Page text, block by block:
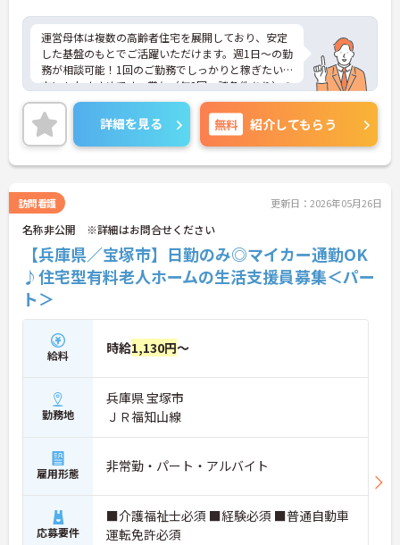
運営母体は複数の高齢者住宅を展開しており、安定
した基盤のもとでご活躍いただけます。週1日～の勤
務が相談可能！1回のご勤務でしっかりと稼ぎたい
方にもおすすめです。賞与（年2回、諸条件あり）の
実績もあり、あなたの頑張りがしっかりと評価され
ます。無料の社員給食（1日1食）や、育休からの復
職をサポートする育児給付金+（プラス）制度（最
大10万円）、資格取得支援制度（最大10万円補助）
など、福利厚生も充実しています。社内研修やキャ
たい方にも最適です。ご興味のある方には、面接対
策ポイントなど、さらに詳細をお話ししますのでお
気軽にご相談ください！
詳細を見る 無料 紹介してもらう
訪問看護 更新日：2026年05月26日
名称非公開 ※詳細はお問合せください
【兵庫県／宝塚市】日勤のみ◎マイカー通勤OK
♪住宅型有料老人ホームの生活支援員募集＜パー
ト＞
給料 時給1,130円～
勤務地
兵庫県 宝塚市
ＪＲ福知山線
雇用形態 非常勤・パート・アルバイト
応募要件
■介護福祉士必須 ■経験必須 ■普通自動車
運転免許必須